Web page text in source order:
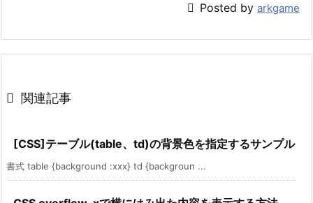
 Posted by arkgame
 関連記事
[CSS]テーブル(table、td)の背景色を指定するサンプル
書式 table {background :xxx} td {backgroun ...